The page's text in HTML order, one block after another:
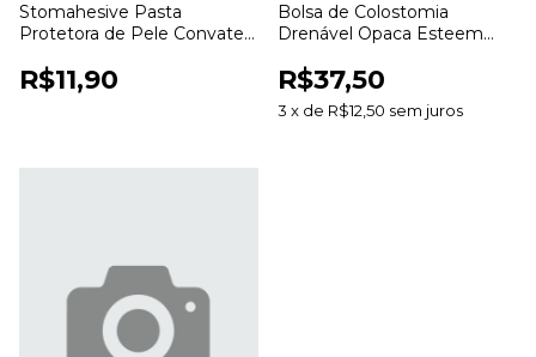
Stomahesive Pasta
Protetora de Pele Convatec
Estomias
R$11,90
Bolsa de Colostomia
Drenável Opaca Esteem
Estomias
R$37,50
3 x de R$12,50 sem juros